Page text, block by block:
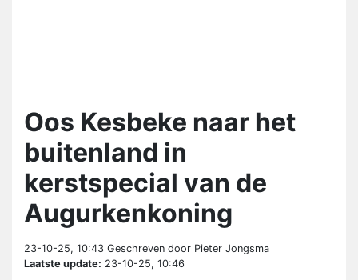
Oos Kesbeke naar het
buitenland in
kerstspecial van de
Augurkenkoning
23-10-25, 10:43 Geschreven door Pieter Jongsma
Laatste update: 23-10-25, 10:46